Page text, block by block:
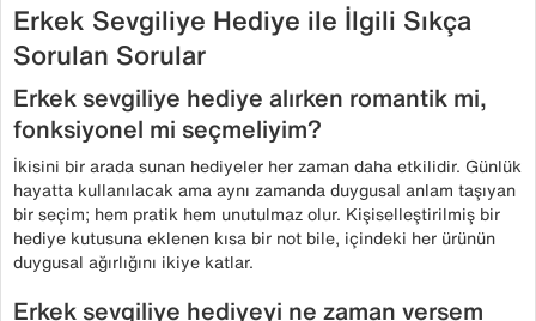
Erkek Sevgiliye Hediye ile İlgili Sıkça
Sorulan Sorular
Erkek sevgiliye hediye alırken romantik mi,
fonksiyonel mi seçmeliyim?
İkisini bir arada sunan hediyeler her zaman daha etkilidir. Günlük
hayatta kullanılacak ama aynı zamanda duygusal anlam taşıyan
bir seçim; hem pratik hem unutulmaz olur. Kişiselleştirilmiş bir
hediye kutusuna eklenen kısa bir not bile, içindeki her ürünün
duygusal ağırlığını ikiye katlar.
Erkek sevgiliye hediyeyi ne zaman versem